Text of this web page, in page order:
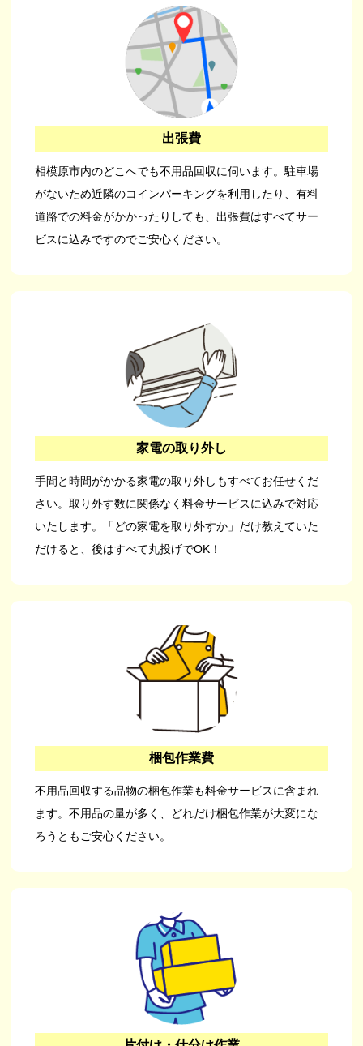
出張費
相模原市内のどこへでも不用品回収に伺います。駐車場
がないため近隣のコインパーキングを利用したり、有料
道路での料金がかかったりしても、出張費はすべてサー
ビスに込みですのでご安心ください。
家電の取り外し
手間と時間がかかる家電の取り外しもすべてお任せくだ
さい。取り外す数に関係なく料金サービスに込みで対応
いたします。「どの家電を取り外すか」だけ教えていた
だけると、後はすべて丸投げでOK！
梱包作業費
不用品回収する品物の梱包作業も料金サービスに含まれ
ます。不用品の量が多く、どれだけ梱包作業が大変にな
ろうともご安心ください。